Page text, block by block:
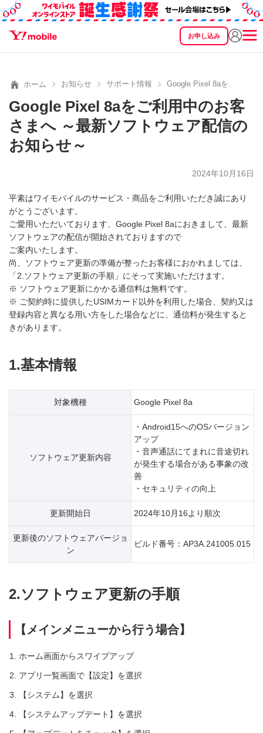
お申し込み
SEARCH
ホーム お知らせ サポート情報 Google Pixel 8aをご利用中
Google Pixel 8aをご利用中のお客
さまへ ～最新ソフトウェア配信の
お知らせ～
2024年10月16日
平素はワイモバイルのサービス・商品をご利用いただき誠にあり
がとうございます。
ご愛用いただいております、Google Pixel 8aにおきまして、最新
ソフトウェアの配信が開始されておりますので
ご案内いたします。
尚、ソフトウェア更新の準備が整ったお客様におかれましては、
「2.ソフトウェア更新の手順」にそって実施いただけます。
※ ソフトウェア更新にかかる通信料は無料です。
※ ご契約時に提供したUSIMカード以外を利用した場合、契約又は
登録内容と異なる用い方をした場合などに、通信料が発生すると
きがあります。
1.基本情報
対象機種 Google Pixel 8a
ソフトウェア更新内容
・Android15へのOSバージョン
アップ
・音声通話にてまれに音途切れ
が発生する場合がある事象の改
善
・セキュリティの向上
更新開始日 2024年10月16より順次
更新後のソフトウェアバージョ
ン
ビルド番号：AP3A.241005.015
2.ソフトウェア更新の手順
【メインメニューから行う場合】
ホーム画面からスワイプアップ
アプリ一覧画面で【設定】を選択
【システム】を選択
【システムアップデート】を選択